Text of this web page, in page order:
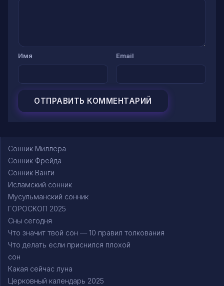
Имя Email
Сонник Миллера
Сонник Фрейда
Сонник Ванги
Исламский сонник
Мусульманский сонник
ГОРОСКОП 2025
Сны сегодня
Что значит твой сон — 10 правил толкования
Что делать если приснился плохой
сон
Какая сейчас луна
Церковный календарь 2025